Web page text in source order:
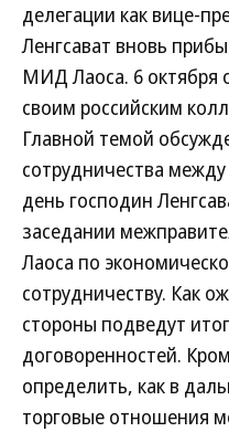
делегации как вице-
Ленгсават вновь
МИД Лаоса. 6 октября
своим российским
Главной темой
сотрудничества
день господин
заседании
Лаоса по
сотрудничеству. Как
стороны подведут
договоренностей.
определить, как в
торговые отношения